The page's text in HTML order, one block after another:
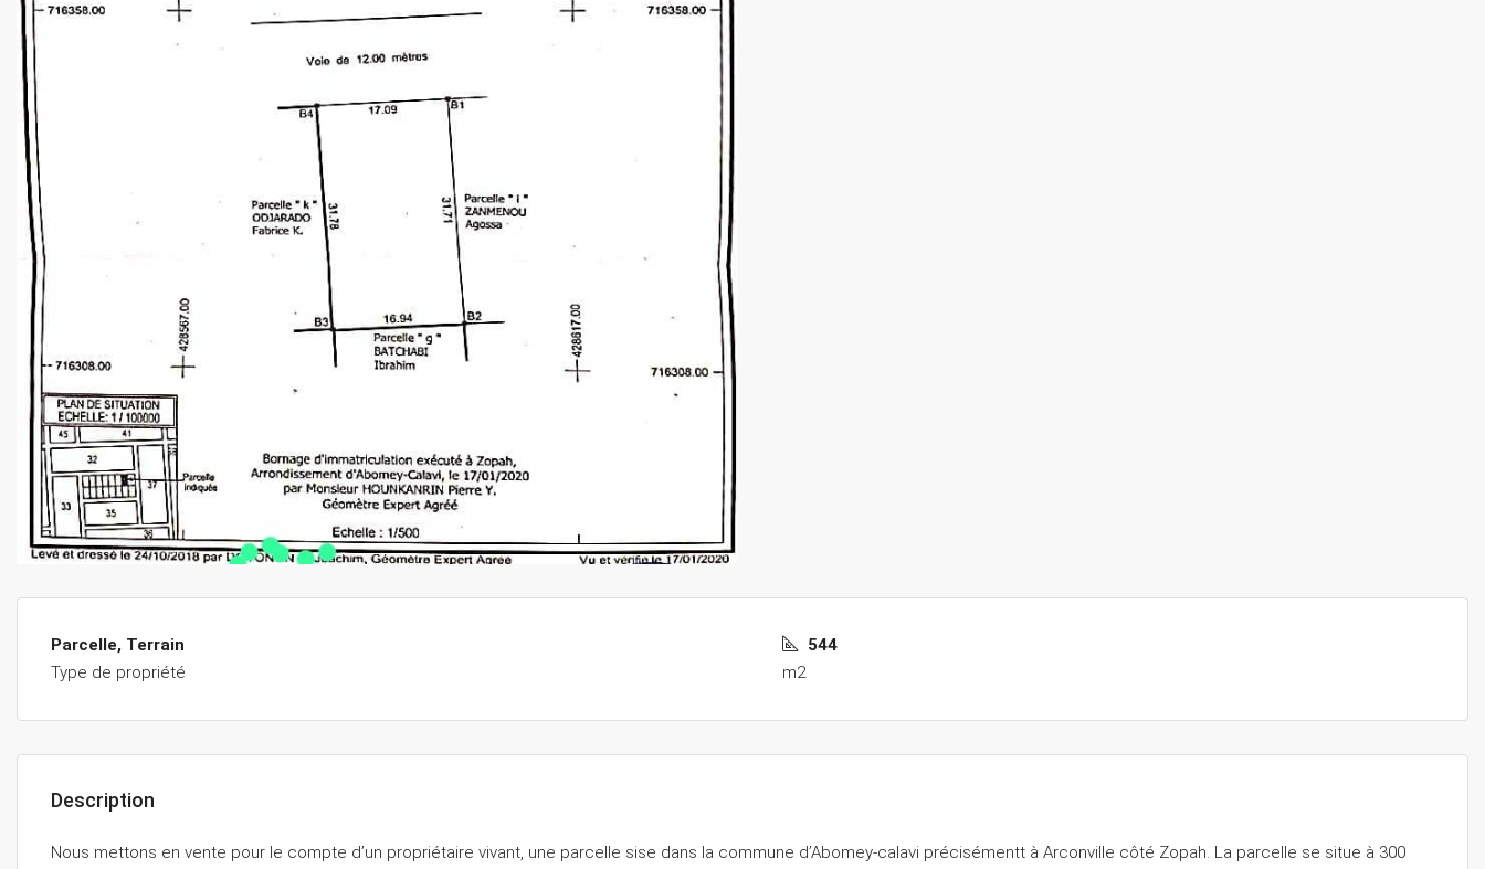
Parcelle, Terrain
Type de propriété
544
m2
Description
Nous mettons en vente pour le compte d’un propriétaire vivant, une parcelle sise dans la commune d’Abomey-calavi précisémentt à Arconville côté Zopah. La parcelle se situe à 300